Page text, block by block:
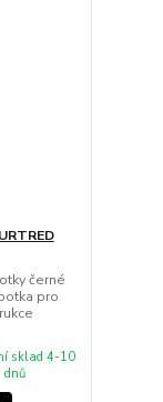
černé
pro
sklad 4-10
dnů